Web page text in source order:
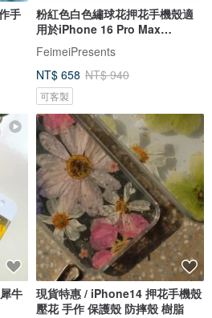
手
粉紅色白色繡球花押花手機殼適
用於iPhone 16 Pro Max
SamsungS25
FeimeiPresents
NT$ 658 NT$ 940
可客製
現貨特惠 / iPhone14 押花手機殼
壓花 手作 保護殼 防摔殼 樹脂